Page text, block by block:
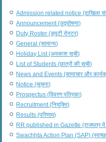
Admission related notice (दाखिला
Announcement (उद्घोषणा)
Duty Roster (ड्यूटी रोस्टर)
General (सामान्य)
Holiday List (अवकाश सूची)
List of Students (छात्रों की सूची)
News and Events (सामाचार और
Notice (सूचना)
Prospectus (विवरण पत्रिका)
Recruitment (नियुक्ति)
Results (परिणाम)
RR published in Gazette (राजपत्र में
Swachhta Action Plan (SAP)